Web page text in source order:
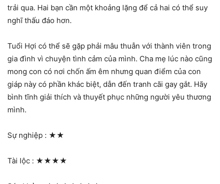
trải qua. Hai bạn cần một khoảng lặng để cả hai có thể suy
nghĩ thấu đáo hơn.
Tuổi Hợi có thể sẽ gặp phải mâu thuẫn với thành viên trong
gia đình vì chuyện tình cảm của mình. Cha mẹ lúc nào cũng
mong con có nơi chốn ấm êm nhưng quan điểm của con
giáp này có phần khác biệt, dẫn đến tranh cãi gay gắt. Hãy
bình tĩnh giải thích và thuyết phục những người yêu thương
mình.
Sự nghiệp : ★★
Tài lộc : ★★★★